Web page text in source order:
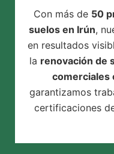
Con más de 50
suelos en Irún,
en resultados
la renovación de
comerciales
garantizamos
certificaciones